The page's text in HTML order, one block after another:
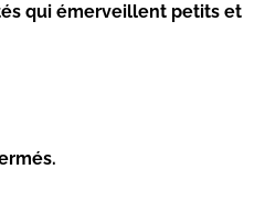
qui émerveillent petits et